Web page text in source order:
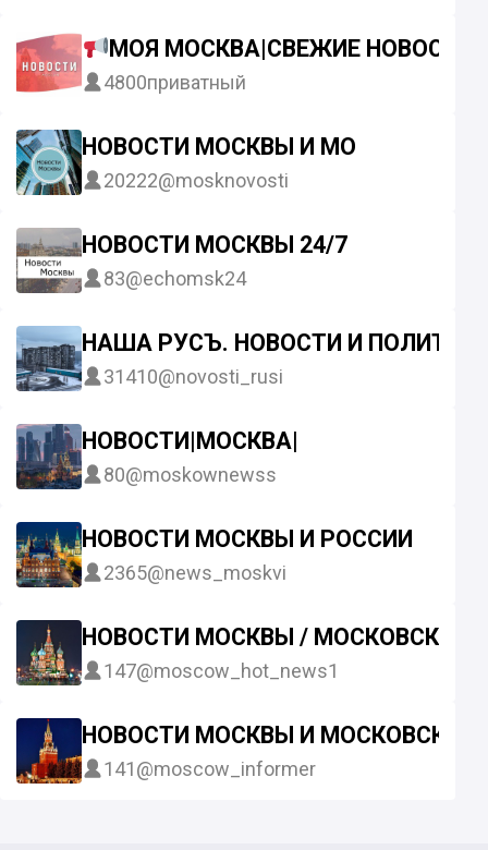
МОЯ МОСКВА|СВЕЖИЕ НОВОСТИ
4800приватный
НОВОСТИ МОСКВЫ И МО
20222@mosknovosti
НОВОСТИ МОСКВЫ 24/7
83@echomsk24
НАША РУСЪ. НОВОСТИ И
31410@novosti_rusi
НОВОСТИ|МОСКВА|
80@moskownewss
НОВОСТИ МОСКВЫ И РОССИИ
2365@news_moskvi
НОВОСТИ МОСКВЫ / МОСКОВСКИЕ
147@moscow_hot_news1
НОВОСТИ МОСКВЫ И МОСКОВСКОЙ
141@moscow_informer